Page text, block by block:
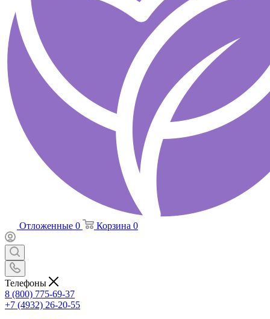
Отложенные 0 Корзина 0
Телефоны
8 (800) 775-69-37
+7 (4932) 26-20-55